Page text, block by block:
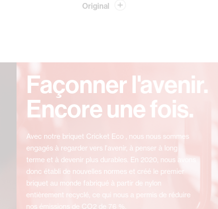
Original
Façonner l'avenir.
Encore une fois.
Avec notre briquet Cricket Eco , nous nous sommes
engagés à regarder vers l'avenir, à penser à long
terme et à devenir plus durables. En 2020, nous avons
donc établi de nouvelles normes et créé le premier
briquet au monde fabriqué à partir de nylon
entièrement recyclé, ce qui nous a permis de réduire
nos émissions de CO2 de 76 %.